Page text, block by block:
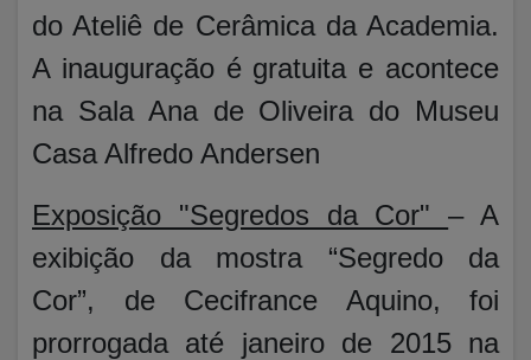
do Ateliê de Cerâmica da Academia.
A inauguração é gratuita e acontece
na Sala Ana de Oliveira do Museu
Casa Alfredo Andersen
Exposição "Segredos da Cor"– A
exibição da mostra “Segredo da
Cor”, de Cecifrance Aquino, foi
prorrogada até janeiro de 2015 na